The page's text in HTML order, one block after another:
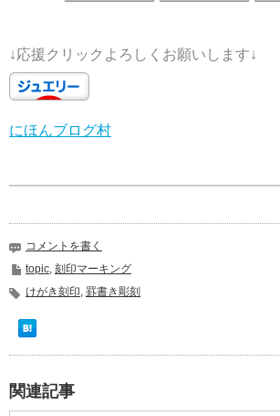
↓応援クリックよろしくお願いします↓
にほんブログ村
コメントを書く
topic, 刻印マーキング
けがき刻印, 罫書き彫刻
関連記事